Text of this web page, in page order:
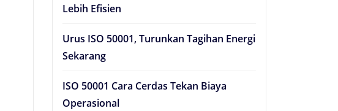
Lebih Efisien
Urus ISO 50001, Turunkan Tagihan Energi
Sekarang
ISO 50001 Cara Cerdas Tekan Biaya
Operasional